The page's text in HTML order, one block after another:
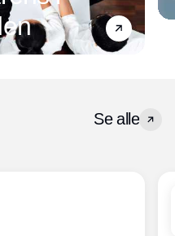
Se alle